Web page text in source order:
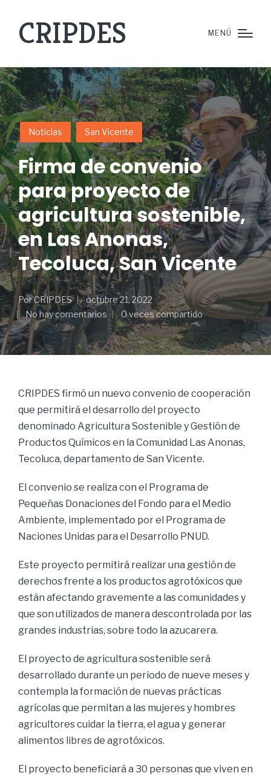
CRIPDES MENÚ
Noticias San Vicente
Firma de convenio
para proyecto de
agricultura sostenible,
en Las Anonas,
Tecoluca, San Vicente
PorCRIPDES
octubre 21, 2022
No hay comentarios
0 veces compartido
CRIPDES firmó un nuevo convenio de cooperación
que permitirá el desarrollo del proyecto
denominado Agricultura Sostenible y Gestión de
Productos Químicos en la Comunidad Las Anonas,
Tecoluca, departamento de San Vicente.
El convenio se realiza con el Programa de
Pequeñas Donaciones del Fondo para el Medio
Ambiente, implementado por el Programa de
Naciones Unidas para el Desarrollo PNUD.
Este proyecto permitirá realizar una gestión de
derechos frente a los productos agrotóxicos que
están afectando gravemente a las comunidades y
que son utilizados de manera descontrolada por las
grandes industrias, sobre todo la azucarera.
El proyecto de agricultura sostenible será
desarrollado durante un periodo de nueve meses y
contempla la formación de nuevas prácticas
agrícolas que permitan a las mujeres y hombres
agricultores cuidar la tierra, el agua y generar
alimentos libres de agrotóxicos.
El proyecto beneficiará a 30 personas que viven en